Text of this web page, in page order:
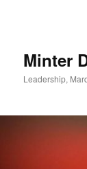
Minter
Leadership,